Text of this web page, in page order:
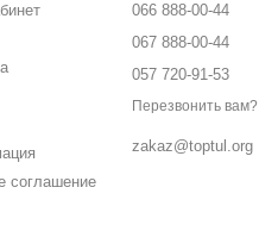
соглашение
066 888-00-44
067 888-00-44
057 720-91-53
Перезвонить вам?
zakaz@toptul.org